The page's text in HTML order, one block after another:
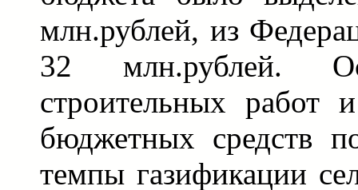
млн.рублей, из
32 млн.рублей.
строительных работ
бюджетных средств
темпы газификации